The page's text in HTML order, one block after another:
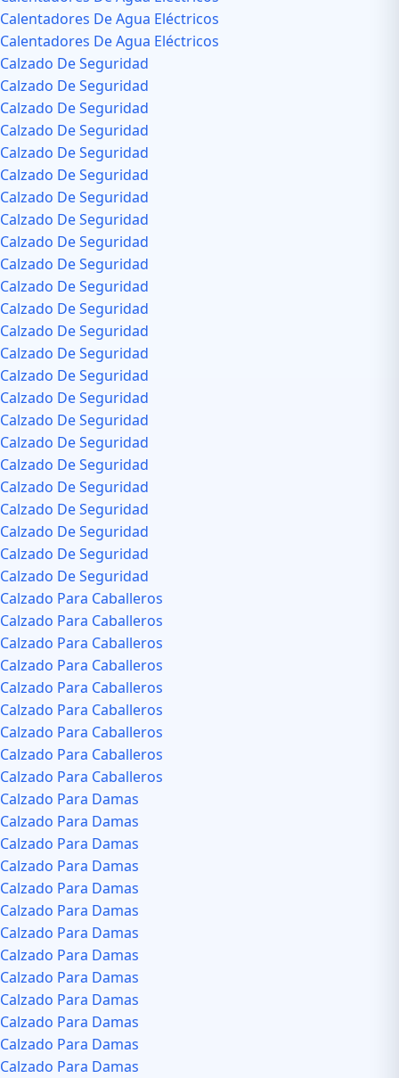
Calentadores De Agua Eléctricos
Calentadores De Agua Eléctricos
Calzado De Seguridad
Calzado De Seguridad
Calzado De Seguridad
Calzado De Seguridad
Calzado De Seguridad
Calzado De Seguridad
Calzado De Seguridad
Calzado De Seguridad
Calzado De Seguridad
Calzado De Seguridad
Calzado De Seguridad
Calzado De Seguridad
Calzado De Seguridad
Calzado De Seguridad
Calzado De Seguridad
Calzado De Seguridad
Calzado De Seguridad
Calzado De Seguridad
Calzado De Seguridad
Calzado De Seguridad
Calzado De Seguridad
Calzado De Seguridad
Calzado De Seguridad
Calzado De Seguridad
Calzado Para Caballeros
Calzado Para Caballeros
Calzado Para Caballeros
Calzado Para Caballeros
Calzado Para Caballeros
Calzado Para Caballeros
Calzado Para Caballeros
Calzado Para Caballeros
Calzado Para Caballeros
Calzado Para Damas
Calzado Para Damas
Calzado Para Damas
Calzado Para Damas
Calzado Para Damas
Calzado Para Damas
Calzado Para Damas
Calzado Para Damas
Calzado Para Damas
Calzado Para Damas
Calzado Para Damas
Calzado Para Damas
Calzado Para Damas